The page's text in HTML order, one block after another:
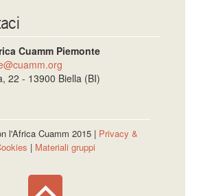
Cuamm Piemonte
22 - 13900 Biella (BI)
l'Africa Cuamm 2015 | Privacy &
| Materiali gruppi